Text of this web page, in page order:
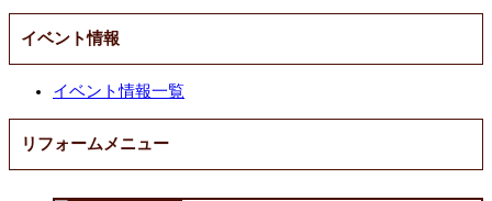
イベント情報
イベント情報一覧
リフォームメニュー